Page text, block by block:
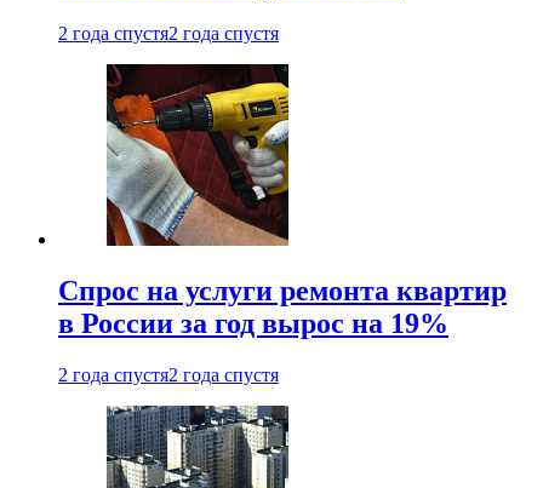
2 года спустя2 года спустя
Спрос на услуги ремонта квартир
в России за год вырос на 19%
2 года спустя2 года спустя